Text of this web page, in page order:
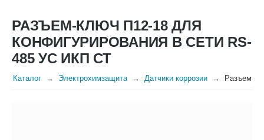
РАЗЪЕМ-КЛЮЧ П12-18 ДЛЯ
КОНФИГУРИРОВАНИЯ В СЕТИ RS-
485 УС ИКП СТ
Каталог Электрохимзащита Датчики коррозии Разъем-